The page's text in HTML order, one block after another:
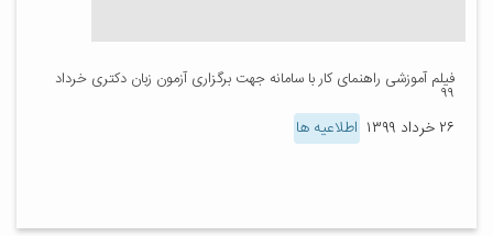
فیلم آموزشی راهنمای کار با سامانه جهت برگزاری آزمون زبان دکتری خرداد
۹۹
۲۶ خرداد ۱۳۹۹ اطلاعیه ها